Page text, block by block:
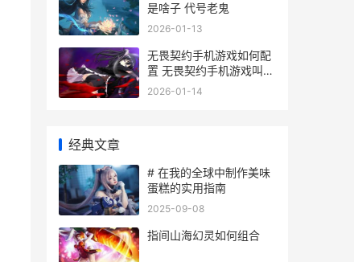
是啥子 代号老鬼
2026-01-13
无畏契约手机游戏如何配
置 无畏契约手机游戏叫什
么
2026-01-14
经典文章
# 在我的全球中制作美味
蛋糕的实用指南
2025-09-08
指间山海幻灵如何组合